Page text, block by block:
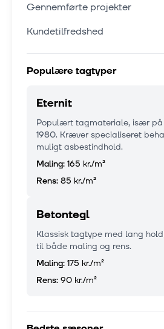
Gennemførte projekter
Kundetilfredshed
Populære tagtyper
Eternit
Populært tagmateriale, især på
1980. Kræver specialiseret
muligt asbestindhold.
Maling: 165 kr./m²
Rens: 85 kr./m²
Betontegl
Klassisk tagtype med lang
til både maling og rens.
Maling: 175 kr./m²
Rens: 90 kr./m²